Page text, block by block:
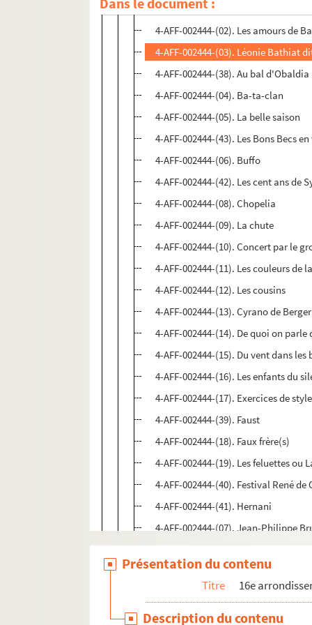
4-AFF-002444-(37). L'amour à trois
4-AFF-002444-(02). Les amours de
4-AFF-002444-(03). Léonie Bathiat
4-AFF-002444-(38). Au bal d'Obaldia
4-AFF-002444-(04). Ba-ta-clan
4-AFF-002444-(05). La belle saison
4-AFF-002444-(43). Les Bons Becs
4-AFF-002444-(06). Buffo
4-AFF-002444-(42). Les cent ans de
4-AFF-002444-(08). Chopelia
4-AFF-002444-(09). La chute
4-AFF-002444-(10). Concert par le
4-AFF-002444-(11). Les couleurs de
4-AFF-002444-(12). Les cousins
4-AFF-002444-(13). Cyrano de
4-AFF-002444-(14). De quoi on
4-AFF-002444-(15). Du vent dans
4-AFF-002444-(16). Les enfants du
4-AFF-002444-(17). Exercices de style
4-AFF-002444-(39). Faust
4-AFF-002444-(18). Faux frère(s)
4-AFF-002444-(19). Les feluettes
4-AFF-002444-(40). Festival René
4-AFF-002444-(41). Hernani
4-AFF-002444-(07). Jean-Philippe
4-AFF-002444-(20). Le mariage de
4-AFF-002444-(21). Médée Kali
4-AFF-002444-(22). Les micos
4-AFF-002444-(23). Le neveu de
Présentation du contenu
Titre 16e
Description du contenu